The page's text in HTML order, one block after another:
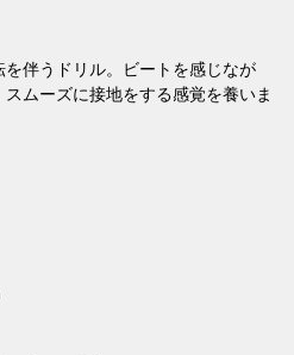
伴うドリル。ビートを感じなが
ムーズに接地をする感覚を養いま